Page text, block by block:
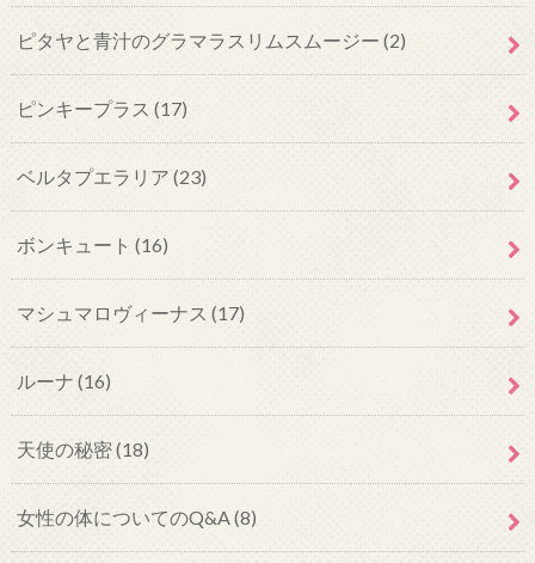
ピタヤと青汁のグラマラスリムスムージー (2)
ピンキープラス (17)
ベルタプエラリア (23)
ボンキュート (16)
マシュマロヴィーナス (17)
ルーナ (16)
天使の秘密(18)
女性の体についてのQ&A(8)